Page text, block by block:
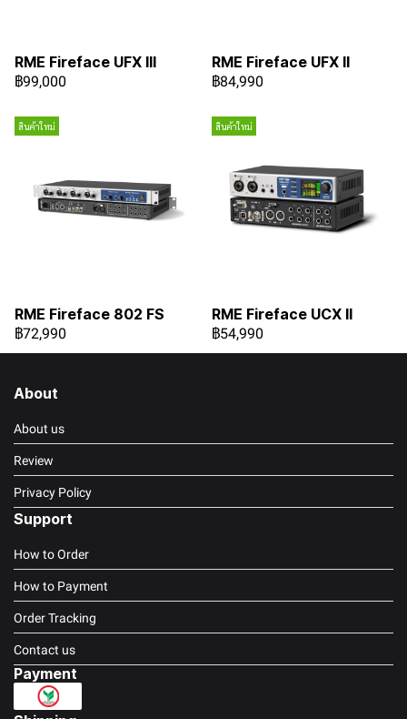
RME Fireface UFX III
฿99,000
RME Fireface UFX II
฿84,990
สินค้าใหม่
RME Fireface 802 FS
฿72,990
สินค้าใหม่
RME Fireface UCX II
฿54,990
About
About us
Review
Privacy Policy
Support
How to Order
How to Payment
Order Tracking
Contact us
Payment